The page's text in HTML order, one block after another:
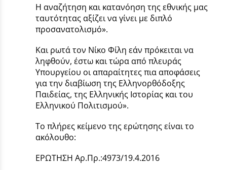
Η αναζήτηση και κατανόηση της εθνικής μας
ταυτότητας αξίζει να γίνει με διπλό
προσανατολισμό».
Και ρωτά τον Νίκο Φίλη εάν πρόκειται να
ληφθούν, έστω και τώρα από πλευράς
Υπουργείου οι απαραίτητες πια αποφάσεις
για την διαβίωση της Ελληνορθόδοξης
Παιδείας, της Ελληνικής Ιστορίας και του
Ελληνικού Πολιτισμού».
Το πλήρες κείμενο της ερώτησης είναι το
ακόλουθο:
ΕΡΩΤΗΣΗ Αρ.Πρ.:4973/19.4.2016